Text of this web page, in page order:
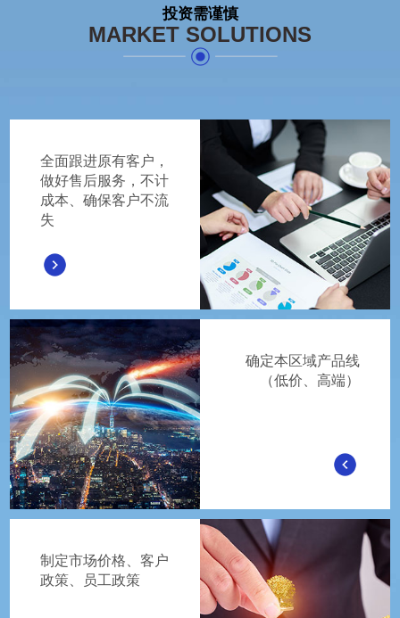
投资需谨慎
MARKET SOLUTIONS
全面跟进原有客户，
做好售后服务，不计
成本、确保客户不流
失
确定本区域产品线
（低价、高端）
制定市场价格、客户
政策、员工政策